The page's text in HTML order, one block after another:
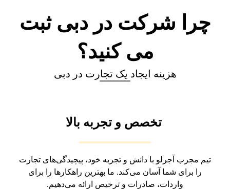
چرا شرکت در دبی ثبت
می کنید؟
هزینه ایجاد یک تجارت در دبی
تخصص و تجربه بالا
تیم مجرب آجرلو با دانش و تجربه خود، پیچیدگی‌های تجارت
را برای شما آسان می‌کند. ما بهترین راهکارها را برای
واردات، صادرات و ترخیص ارائه می‌دهیم.